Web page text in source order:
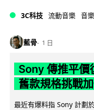
3C科技 流動音樂 音
藍骨 1 日
Sony 傳推平
舊款規格挑戰
最近有爆料指 Sony 計劃